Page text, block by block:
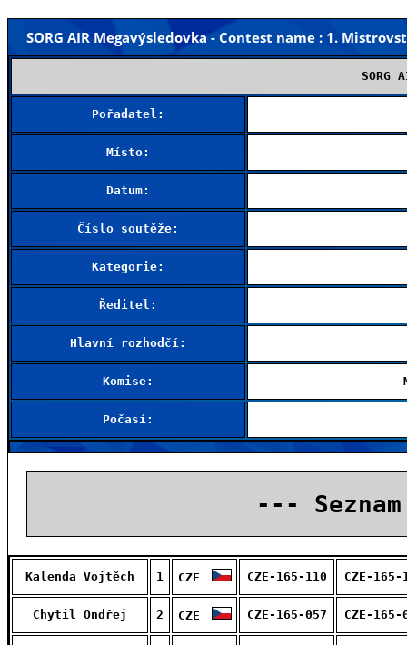
SORG AIR Megavýsledovka - Contest name : 1.
SORG
Pořadatel:
Místo:
Datum:
Číslo soutěže:
Kategorie:
Ředitel:
Hlavní rozhodčí:
Komise:
Počasí:
---
Kalenda Vojtěch 1 CZE CZE-165-110 CZE-165-
Chytil Ondřej 2 CZE CZE-165-057 CZE-165-